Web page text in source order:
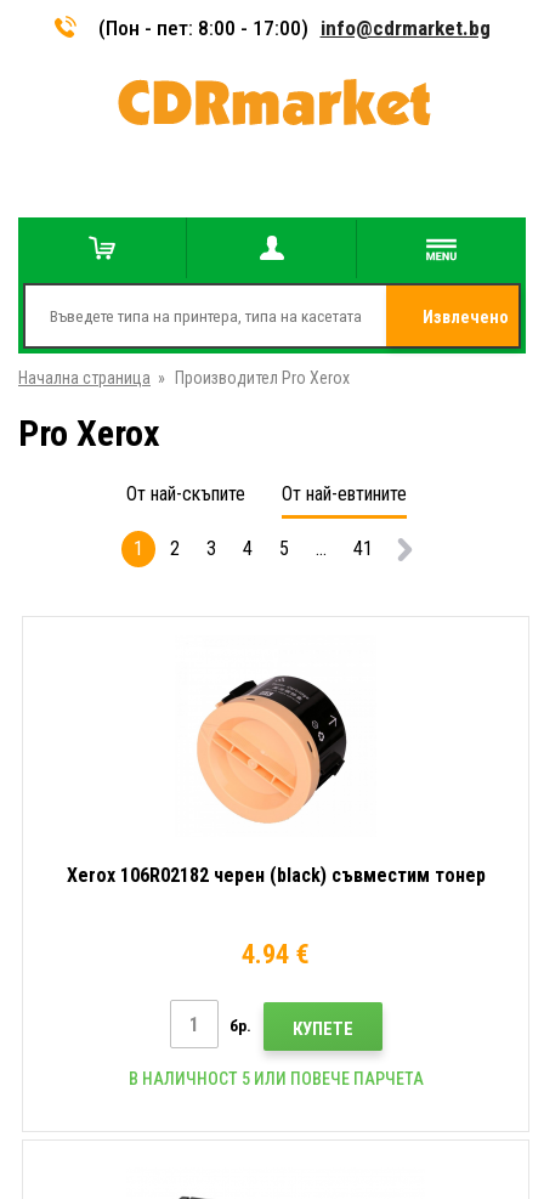
(Пон - пет: 8:00 - 17:00) info@cdrmarket.bg
Извлечено
Начална страница » Производител Pro Xerox
Pro Xerox
От най-скъпите От най-евтините
1 2 3 4 5 ... 41
Xerox 106R02182 черен (black) съвместим тонер
4.94 €
бр. КУПЕТЕ
В НАЛИЧНОСТ 5 ИЛИ ПОВЕЧЕ ПАРЧЕТА